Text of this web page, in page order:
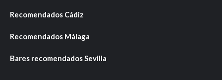
Recomendados Cádiz
Recomendados Málaga
Bares recomendados Sevilla